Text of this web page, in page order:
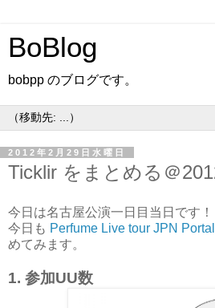
BoBlog
bobpp のブログです。
2012年2月29日水曜日
Ticklir をまとめる＠
今日は名古屋公演一日目当日です！
今日も Perfume Live tour JPN
めてみます。
1. 参加UU数